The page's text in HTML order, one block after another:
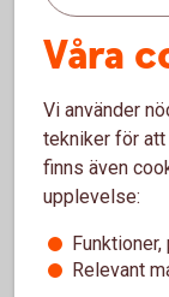
Andra
Våra
Vi använder
tekniker för
finns även
upplevelse:
Relevant